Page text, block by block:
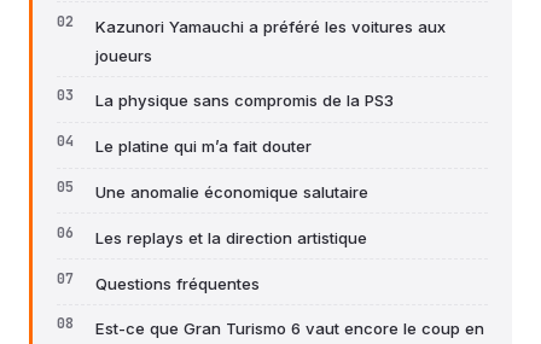
Kazunori Yamauchi a préféré les voitures aux
joueurs
La physique sans compromis de la PS3
Le platine qui m’a fait douter
Une anomalie économique salutaire
Les replays et la direction artistique
Questions fréquentes
Est-ce que Gran Turismo 6 vaut encore le coup en